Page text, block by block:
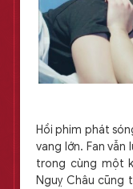
Hồi phim phát
vang lớn. Fan vẫn
trong cùng một
Nguỵ Châu cũng